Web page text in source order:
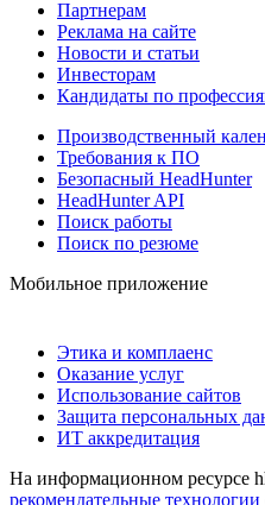
Партнерам
Реклама на сайте
Новости и статьи
Инвесторам
Кандидаты по
Производственный
Требования к ПО
Безопасный HeadHunter
HeadHunter API
Поиск работы
Поиск по резюме
Мобильное приложение
Этика и комплаенс
Оказание услуг
Использование сайтов
Защита персональных
ИТ аккредитация
На информационном ресурсе
рекомендательные технологии